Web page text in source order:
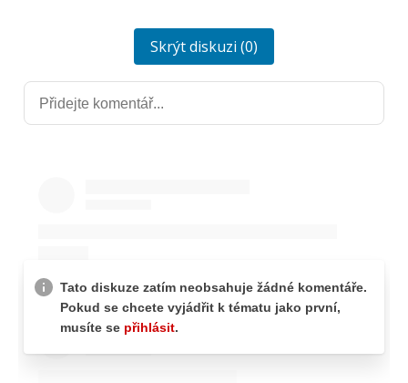
Skrýt diskuzi (0)